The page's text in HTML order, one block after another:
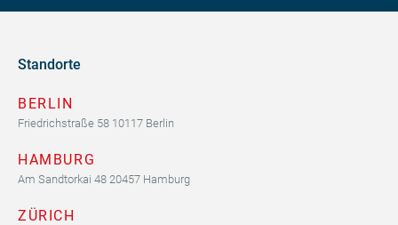
Standorte
BERLIN
Friedrichstraße 58 10117 Berlin
HAMBURG
Am Sandtorkai 48 20457 Hamburg
ZÜRICH